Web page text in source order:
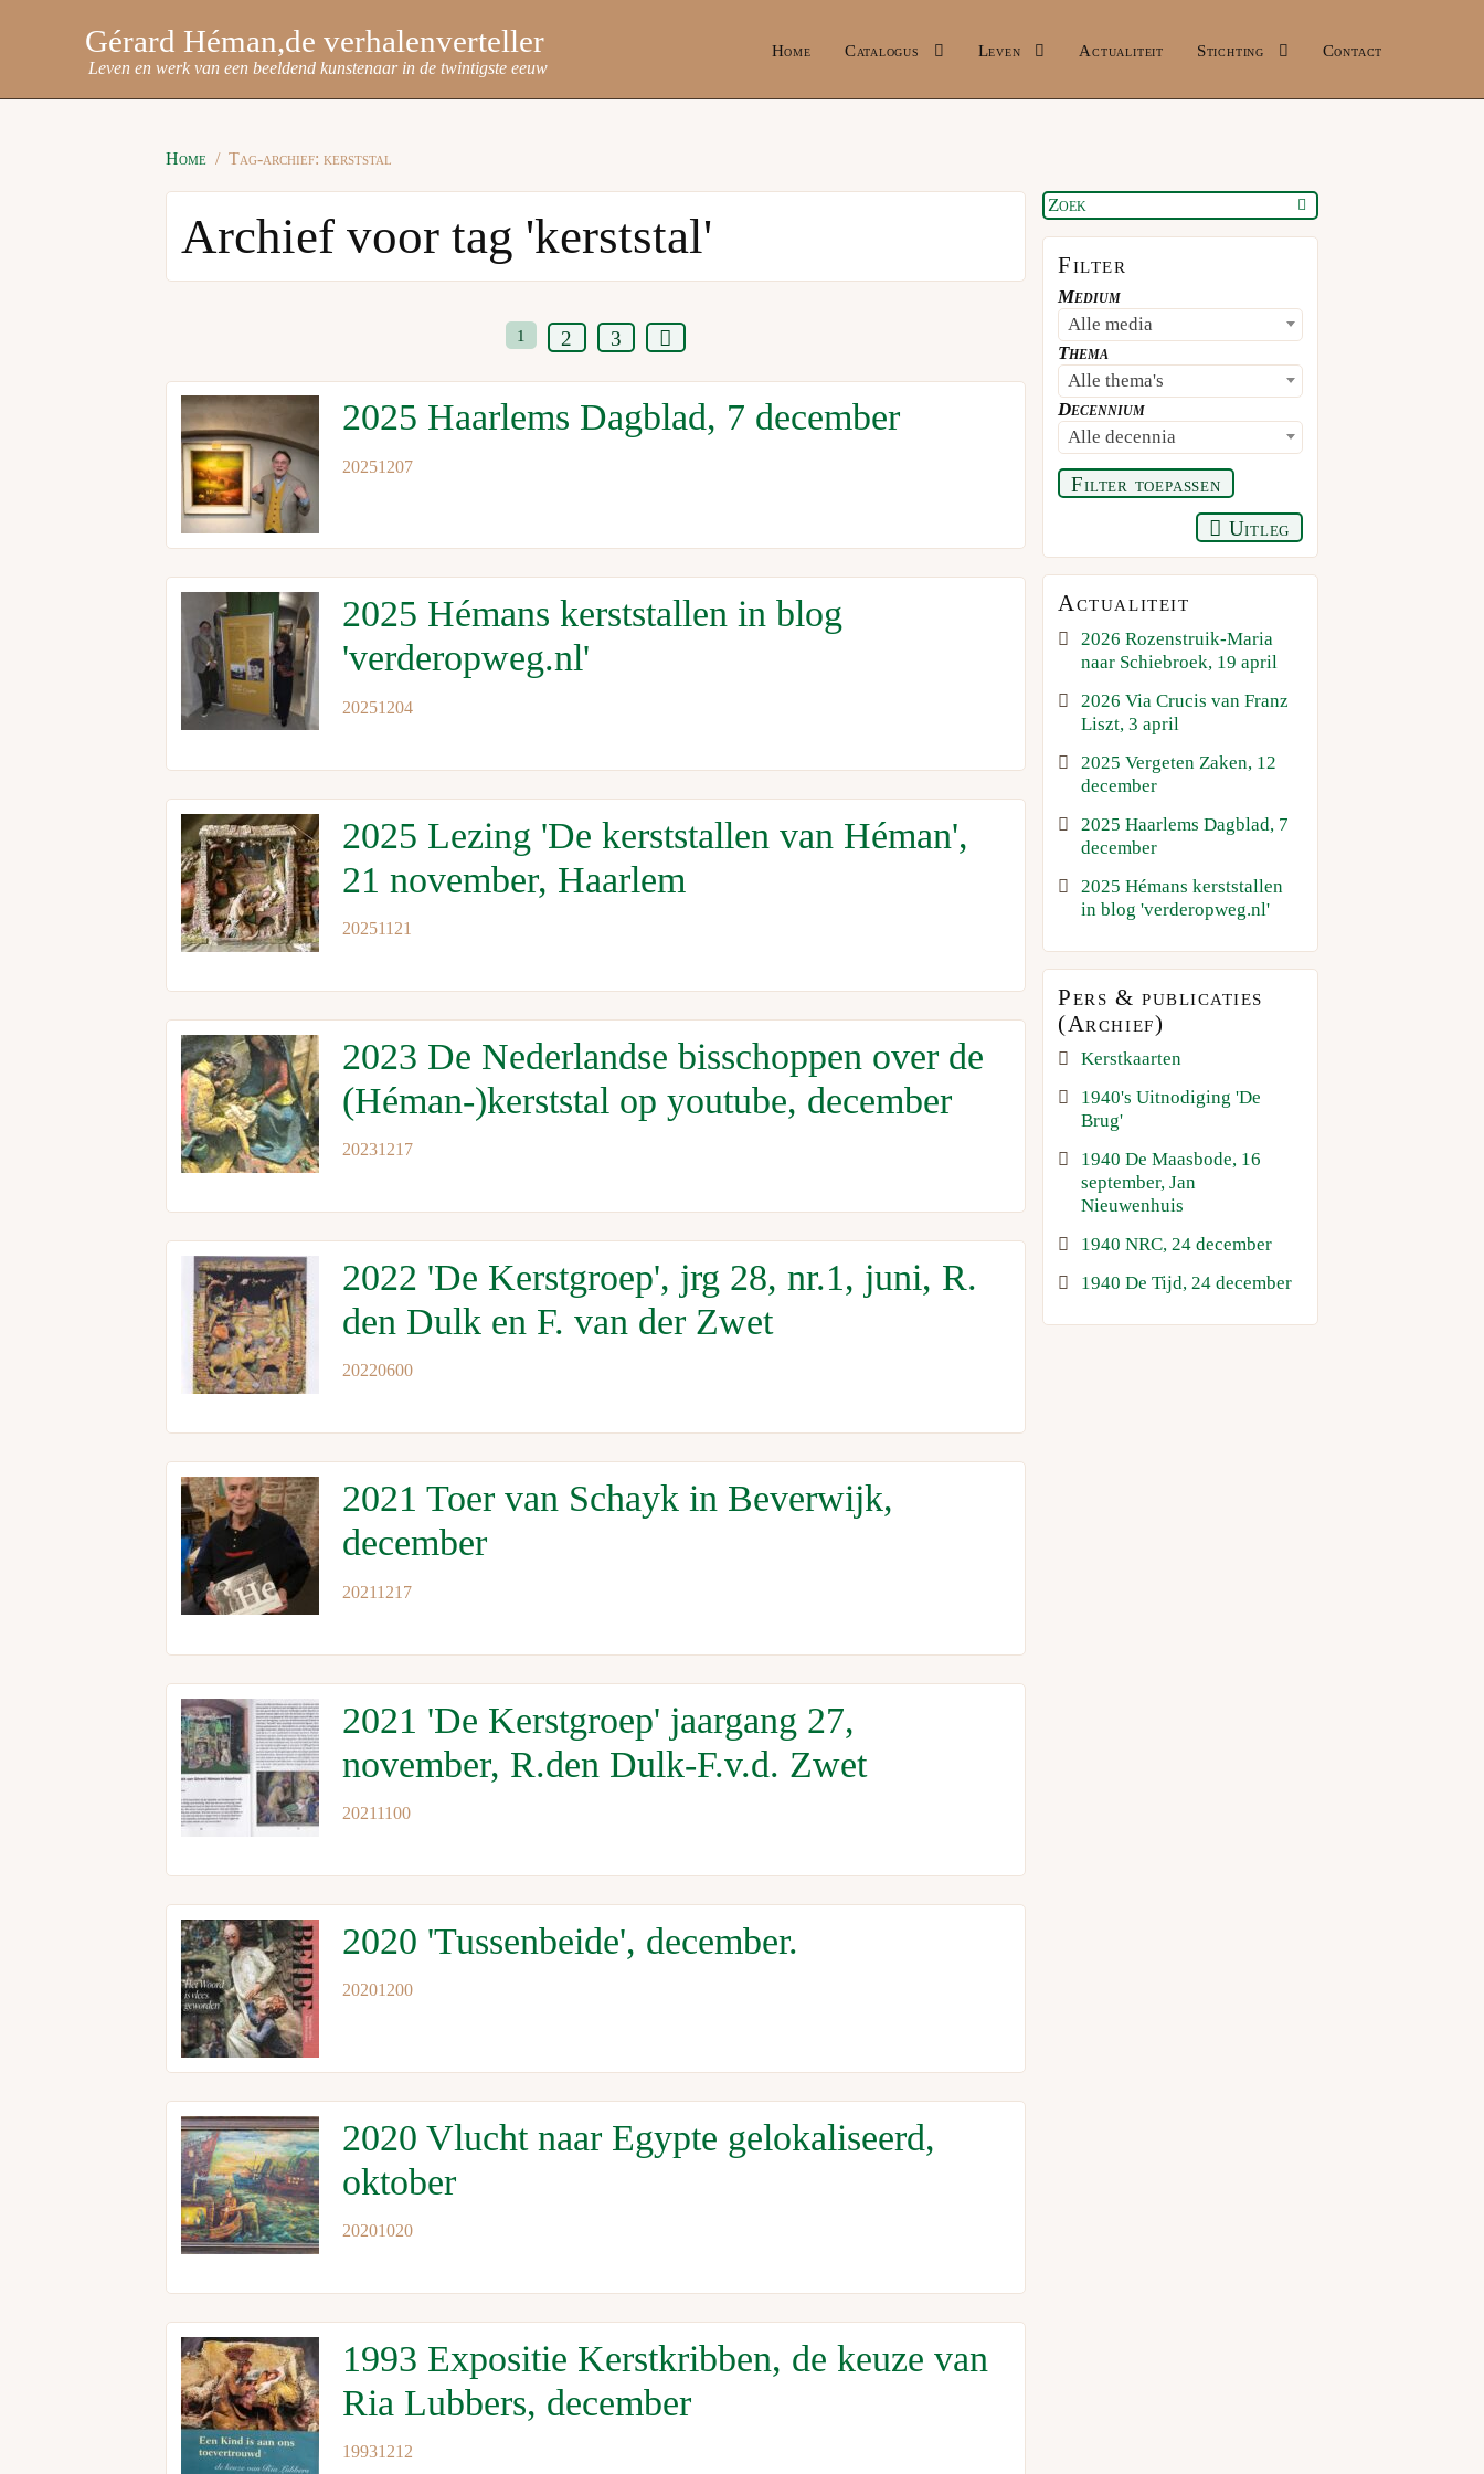
Gérard Héman
Leven en werk van een beeldend kunstenaar in de twintigste eeuw
Home Catalogus Leven Actualiteit Stichting Contact
Home Tag-archief: kerststal
Archief voor tag 'kerststal'
1 2 3
2025 Haarlems Dagblad, 7 december
20251207
2025 Hémans kerststallen in blog
'verderopweg.nl'
20251204
2025 Lezing 'De kerststallen van Héman',
21 november, Haarlem
20251121
2023 De Nederlandse bisschoppen over de
(Héman-)kerststal op youtube, december
20231217
2022 'De Kerstgroep', jrg 28, nr.1, juni, R.
den Dulk en F. van der Zwet
20220600
2021 Toer van Schayk in Beverwijk,
december
20211217
2021 'De Kerstgroep' jaargang 27,
november, R.den Dulk-F.v.d. Zwet
20211100
2020 'Tussenbeide', december.
20201200
2020 Vlucht naar Egypte gelokaliseerd,
oktober
20201020
1993 Expositie Kerstkribben, de keuze van
Ria Lubbers, december
19931212
Filter
Medium
Alle media
Thema
Alle thema's
Decennium
Alle decennia
Filter toepassen
Uitleg
Actualiteit
2026 Rozenstruik-Maria
naar Schiebroek, 19 april
2026 Via Crucis van Franz
Liszt, 3 april
2025 Vergeten Zaken, 12
december
2025 Haarlems Dagblad, 7
december
2025 Hémans kerststallen
in blog 'verderopweg.nl'
Pers & publicaties
(Archief)
Kerstkaarten
1940's Uitnodiging 'De
Brug'
1940 De Maasbode, 16
september, Jan
Nieuwenhuis
1940 NRC, 24 december
1940 De Tijd, 24 december